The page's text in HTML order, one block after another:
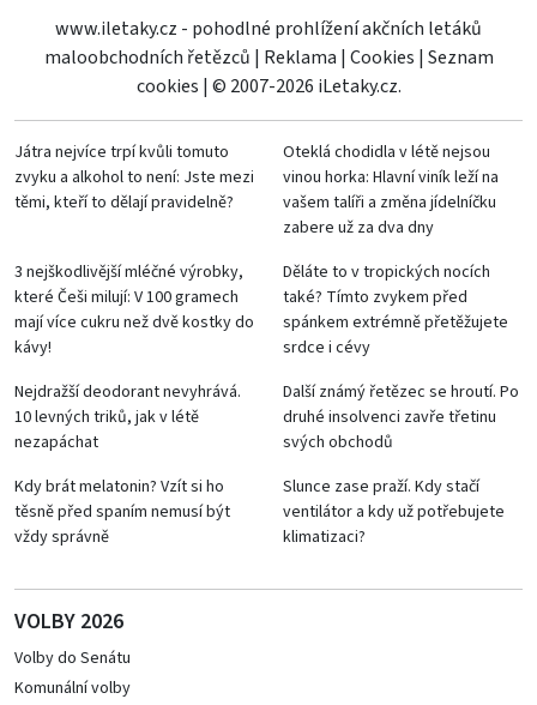
www.iletaky.cz - pohodlné prohlížení akčních letáků
maloobchodních řetězců | Reklama | Cookies | Seznam
cookies | © 2007-2026 iLetaky.cz.
Játra nejvíce trpí kvůli tomuto
zvyku a alkohol to není: Jste mezi
těmi, kteří to dělají pravidelně?
Oteklá chodidla v létě nejsou
vinou horka: Hlavní viník leží na
vašem talíři a změna jídelníčku
zabere už za dva dny
3 nejškodlivější mléčné výrobky,
které Češi milují: V 100 gramech
mají více cukru než dvě kostky do
kávy!
Děláte to v tropických nocích
také? Tímto zvykem před
spánkem extrémně přetěžujete
srdce i cévy
Nejdražší deodorant nevyhrává.
10 levných triků, jak v létě
nezapáchat
Další známý řetězec se hroutí. Po
druhé insolvenci zavře třetinu
svých obchodů
Kdy brát melatonin? Vzít si ho
těsně před spaním nemusí být
vždy správně
Slunce zase praží. Kdy stačí
ventilátor a kdy už potřebujete
klimatizaci?
VOLBY 2026
Volby do Senátu
Komunální volby